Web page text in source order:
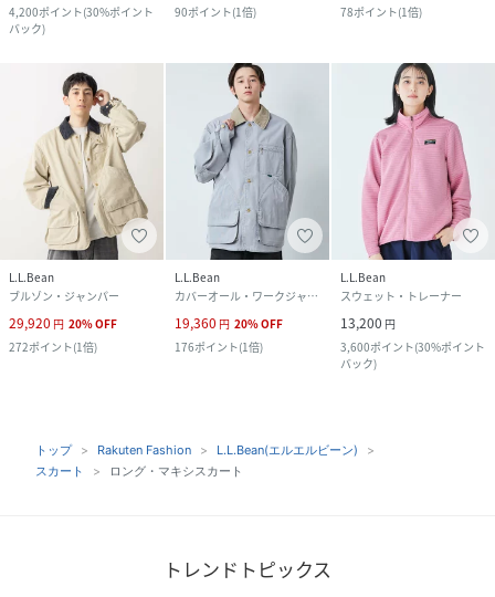
4,200ポイント(30%ポイント
バック)
90ポイント(1倍)
78ポイント(1倍)
L.L.Bean
ブルゾン・ジャンパー
29,920 円 20%OFF
272ポイント(1倍)
L.L.Bean
カバーオール・ワークジャケット
19,360 円 20%OFF
176ポイント(1倍)
L.L.Bean
スウェット・トレーナー
13,200 円
3,600ポイント(30%ポイント
バック)
トップ Rakuten Fashion
L.L.Bean(エルエルビーン)
スカート
ロング・マキシスカート
トレンドトピックス